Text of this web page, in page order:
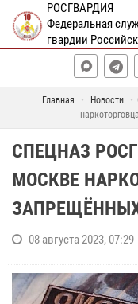
РОСГВАРДИЯ
Федеральная
гвардии
Главная Новости
СПЕЦНАЗ
МОСКВЕ
08 августа 2023, 07:29